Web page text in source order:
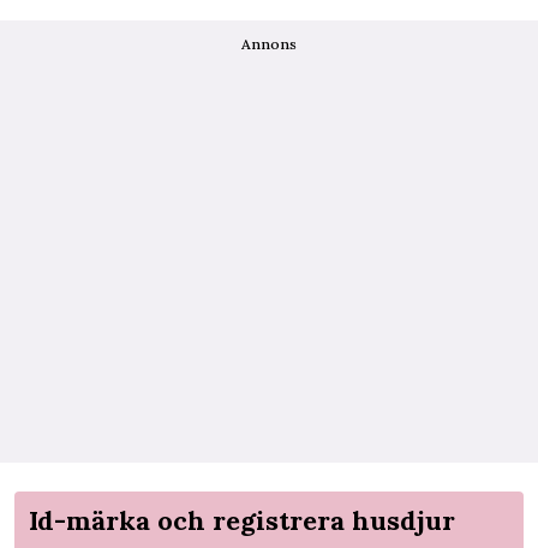
Annons
Id-märka och registrera husdjur